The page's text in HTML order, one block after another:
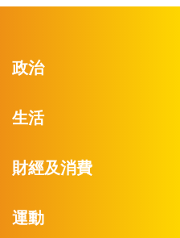
政治
生活
財經及消費
運動